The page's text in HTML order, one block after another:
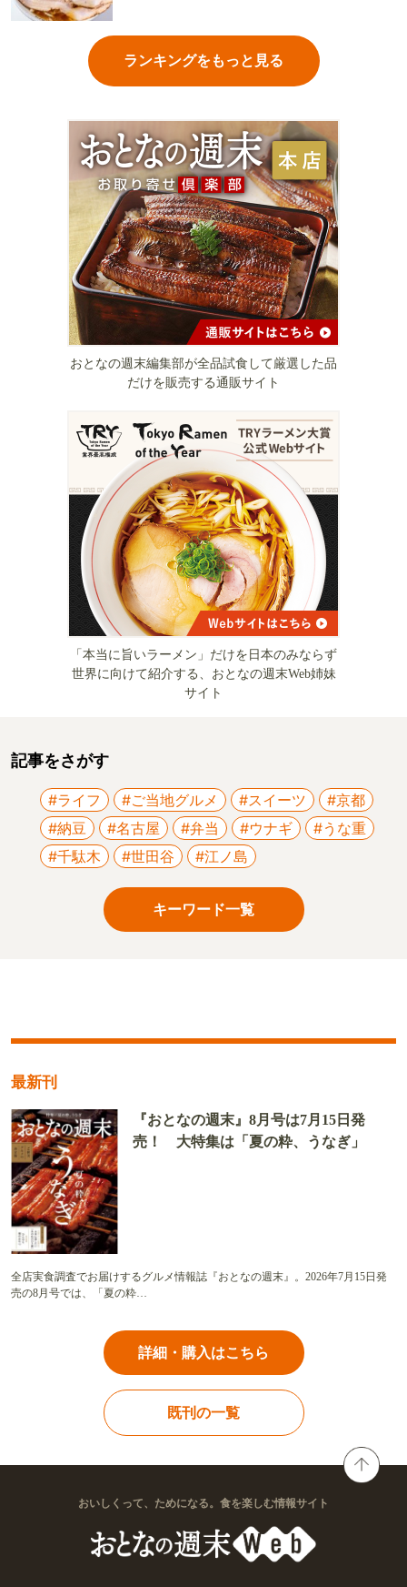
ランキングをもっと見る
おとなの週末編集部が全品試食して厳選した品
だけを販売する通販サイト
「本当に旨いラーメン」だけを日本のみならず
世界に向けて紹介する、おとなの週末Web姉妹
サイト
記事をさがす
#ライフ #ご当地グルメ #スイーツ
#京都
#納豆
#名古屋 #弁当 #ウナギ
#うな重
#千駄木
#世田谷 #江ノ島
キーワード一覧
最新刊
『おとなの週末』8月号は7月15日発
売！ 大特集は「夏の粋、うなぎ」
全店実食調査でお届けするグルメ情報誌『おとなの週末』。2026年7月15日発
売の8月号では、「夏の粋…
詳細・購入はこちら
既刊の一覧
おいしくって、ためになる。食を楽しむ情報サイト